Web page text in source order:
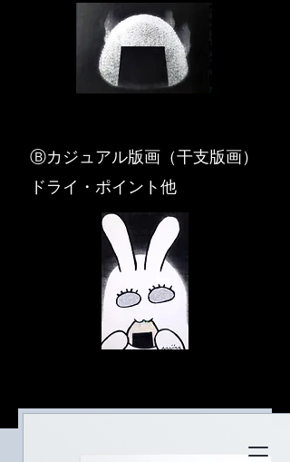
​Ⓑカジュアル版画（干支版画）
ドライ・ポイント他